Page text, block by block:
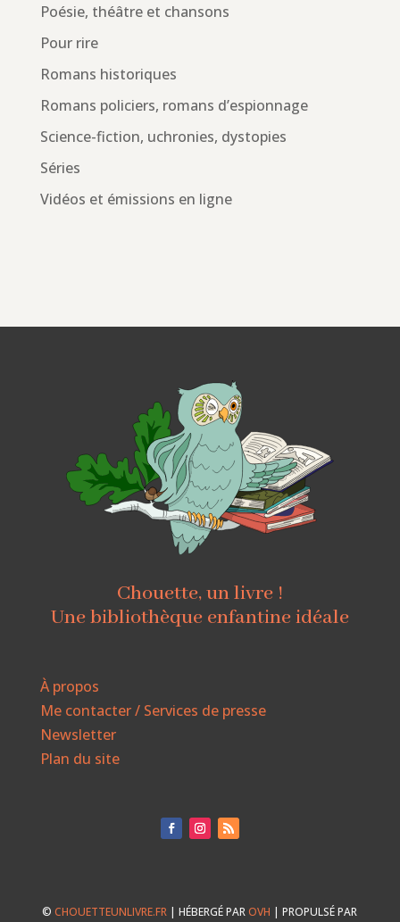
Poésie, théâtre et chansons
Pour rire
Romans historiques
Romans policiers, romans d’espionnage
Science-fiction, uchronies, dystopies
Séries
Vidéos et émissions en ligne
Chouette, un livre !
Une bibliothèque enfantine idéale
À propos
Me contacter / Services de presse
Newsletter
Plan du site
©CHOUETTEUNLIVRE.FR | HÉBERGÉ PAROVH | PROPULSÉ PAR